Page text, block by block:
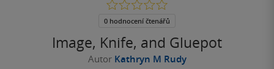
Image, Knife, and Gluepot
Autor Kathryn M Rudy
0.0
5
0 hodnocení čtenářů